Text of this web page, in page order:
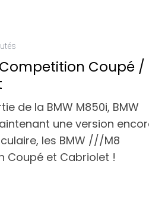
Competition Coupé /
de la BMW M850i, BMW
une version
les BMW ///M8
Coupé et Cabriolet !